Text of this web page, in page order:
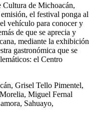
Cultura de Michoacán,
el festival ponga al
vehículo para conocer y
de que se aprecia y
mediante la exhibición
gastronómica que se
el Centro
Grisel Tello Pimentel,
Miguel Fernal
Sahuayo,